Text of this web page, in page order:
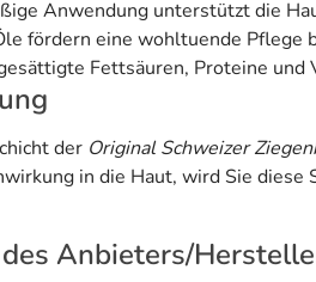
Anwendung unterstützt die
fördern eine wohltuende Pflege
Fettsäuren, Proteine und
der Original Schweizer
in die Haut, wird Sie
Anbieters/